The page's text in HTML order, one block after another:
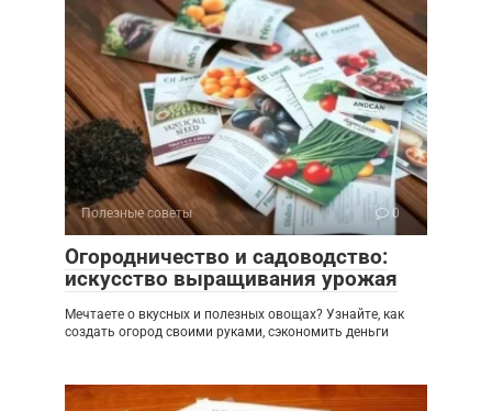
Полезные советы 0
Огородничество и садоводство:
искусство выращивания урожая
Мечтаете о вкусных и полезных овощах? Узнайте, как
создать огород своими руками, сэкономить деньги